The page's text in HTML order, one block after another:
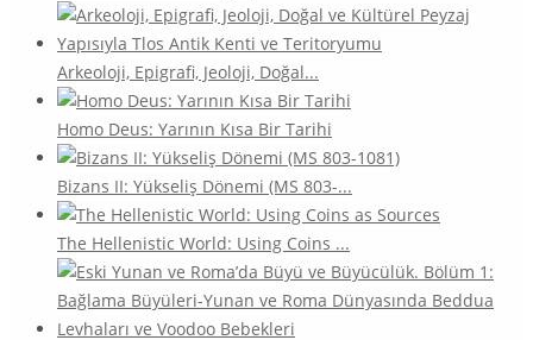
Arkeoloji, Epigrafi, Jeoloji, Doğal...
Homo Deus: Yarının Kısa Bir Tarihi
Bizans II: Yükseliş Dönemi (MS 803-...
The Hellenistic World: Using Coins ...